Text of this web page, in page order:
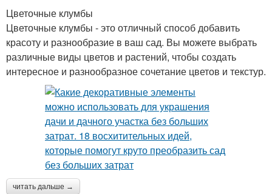
Цветочные клумбы
Цветочные клумбы - это отличный способ добавить
красоту и разнообразие в ваш сад. Вы можете выбрать
различные виды цветов и растений, чтобы создать
интересное и разнообразное сочетание цветов и текстур.
читать дальше →